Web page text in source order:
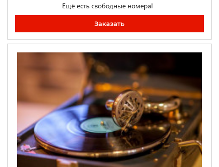
Ещё есть свободные номера!
Заказать